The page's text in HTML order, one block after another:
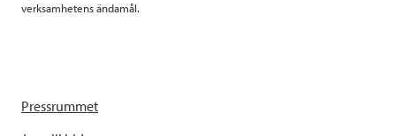
verksamhetens ändamål.
Pressrummet